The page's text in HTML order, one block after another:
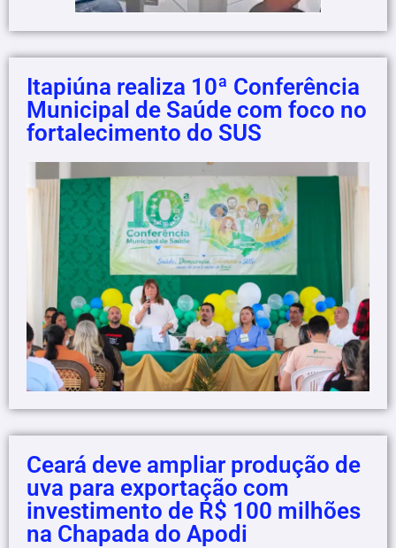
Itapiúna realiza 10ª Conferência
Municipal de Saúde com foco no
fortalecimento do SUS
Ceará deve ampliar produção de
uva para exportação com
investimento de R$ 100 milhões
na Chapada do Apodi